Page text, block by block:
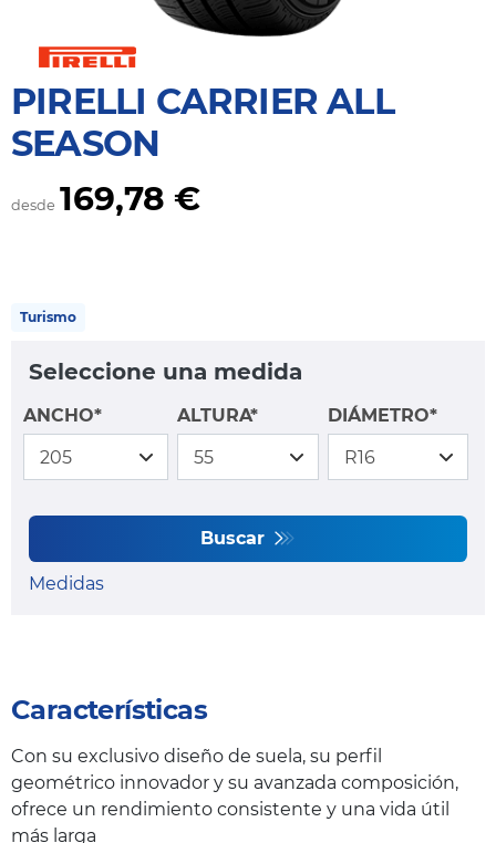
PIRELLI CARRIER ALL
SEASON
desde 169,78 €
Turismo
Seleccione una medida
ANCHO* ALTURA* DIÁMETRO*
Buscar
Medidas
Características
Con su exclusivo diseño de suela, su perfil
geométrico innovador y su avanzada composición,
ofrece un rendimiento consistente y una vida útil
más larga